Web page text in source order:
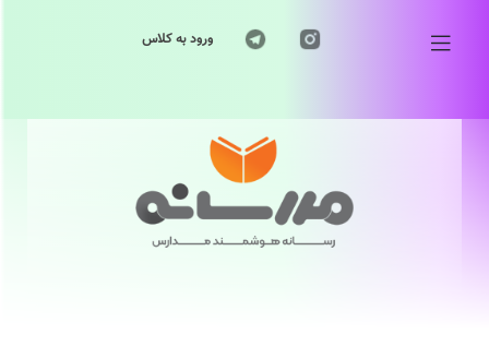
ورود به کلاس